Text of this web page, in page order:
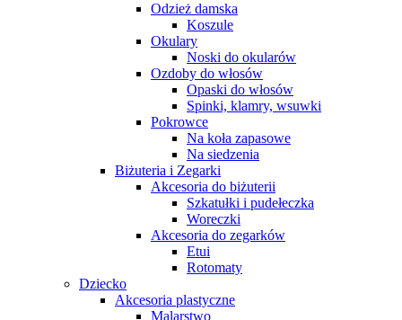
Odzież damska
Koszule
Okulary
Noski do okularów
Ozdoby do włosów
Opaski do włosów
Spinki, klamry, wsuwki
Pokrowce
Na koła zapasowe
Na siedzenia
Biżuteria i Zegarki
Akcesoria do biżuterii
Szkatułki i pudełeczka
Woreczki
Akcesoria do zegarków
Etui
Rotomaty
Dziecko
Akcesoria plastyczne
Malarstwo